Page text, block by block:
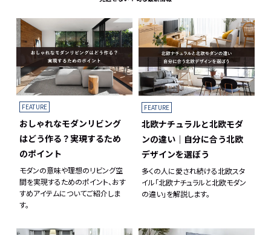
FEATURE
おしゃれなモダンリビング
はどう作る？実現するため
のポイント
モダンの意味や理想のリビング空
間を実現するためのポイント、おす
すめアイテムについてご紹介しま
す。
FEATURE
北欧ナチュラルと北欧モダ
ンの違い｜自分に合う北欧
デザインを選ぼう
多くの人に愛され続ける北欧スタ
イル「北欧ナチュラルと北欧モダン
の違い」を解説します。